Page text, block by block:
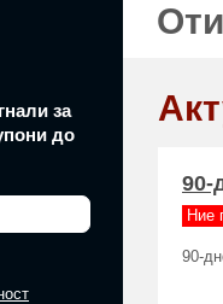
за
до
90-
Ние
90-